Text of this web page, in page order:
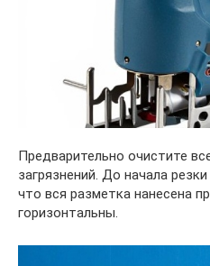
Предварительно очистите
загрязнений. До начала
что вся разметка нанесена
горизонтальны.